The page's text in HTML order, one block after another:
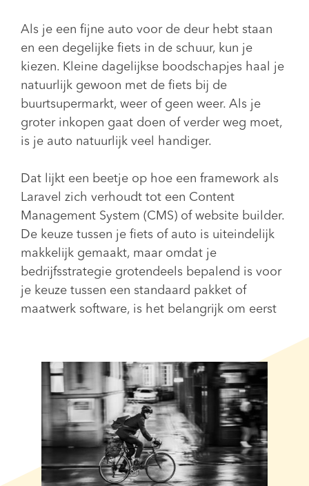
Als je een fijne auto voor de deur hebt staan
en een degelijke fiets in de schuur, kun je
kiezen. Kleine dagelijkse boodschapjes haal je
natuurlijk gewoon met de fiets bij de
buurtsupermarkt, weer of geen weer. Als je
groter inkopen gaat doen of verder weg moet,
is je auto natuurlijk veel handiger.
Dat lijkt een beetje op hoe een framework als
Laravel zich verhoudt tot een Content
Management System (CMS) of website builder.
De keuze tussen je fiets of auto is uiteindelijk
makkelijk gemaakt, maar omdat je
bedrijfsstrategie grotendeels bepalend is voor
je keuze tussen een standaard pakket of
maatwerk software, is het belangrijk om eerst